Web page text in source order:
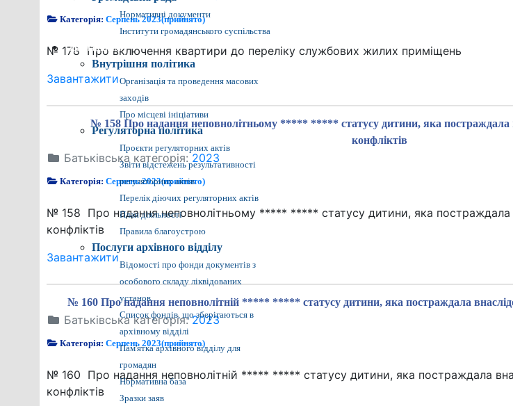
Нормативні документи
Інститути громадянського суспільства
Громадянам
Внутрішня політика
Організація та проведення масових
заходів
Про місцеві ініціативи
Регуляторна політика
Проєкти регуляторних актів
Звіти відстежень результативності
регуляторних актів
Перелік діючих регуляторних актів
План діяльності
Правила благоустрою
Послуги архівного відділу
Відомості про фонди документів з
особового складу ліквідованих
установ
Список фондів, що зберігаються в
архівному відділі
Пам'ятка архівного відділу для
громадян
Нормативна база
Зразки заяв
Категорія:Серпень 2023(прийнято)
№ 178 Про включення квартири до переліку службових жилих приміщень
Завантажити
№ 158 Про надання неповнолітньому ***** ***** статусу дитини, яка постраждала
конфліктів
Батьківська категорія: 2023
Категорія:Серпень 2023(прийнято)
№ 158 Про надання неповнолітньому ***** ***** статусу дитини, яка постраждала
конфліктів
Завантажити
№ 160 Про надання неповнолітній ***** ***** статусу дитини, яка постраждала
Батьківська категорія:2023
Категорія:Серпень 2023(прийнято)
№ 160 Про надання неповнолітній ***** ***** статусу дитини, яка постраждала
конфліктів